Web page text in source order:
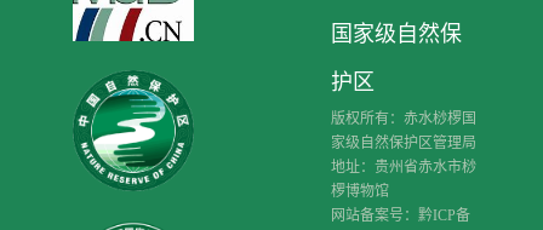
国家级自然保
护区
版权所有：赤水桫椤国
家级自然保护区管理局
地址：贵州省赤水市桫
椤博物馆
网站备案号：黔ICP备